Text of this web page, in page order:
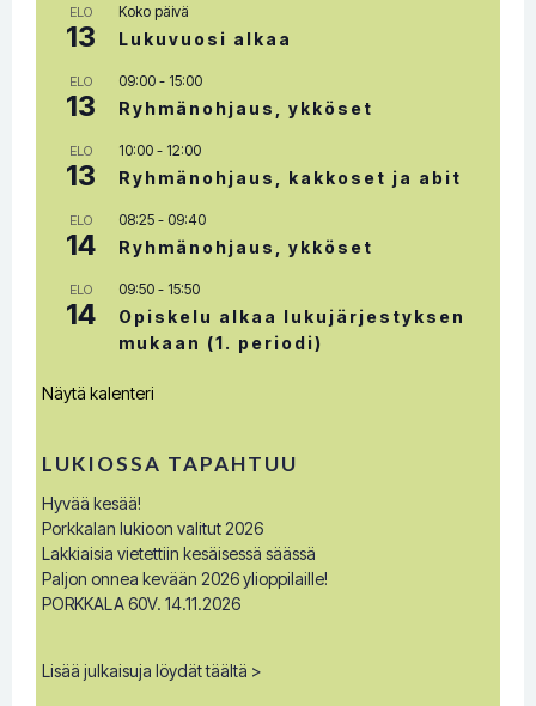
ELO
13
Koko päivä
Lukuvuosi alkaa
ELO
13
09:00 - 15:00
Ryhmänohjaus, ykköset
ELO
13
10:00 - 12:00
Ryhmänohjaus, kakkoset ja abit
ELO
14
08:25 - 09:40
Ryhmänohjaus, ykköset
ELO
14
09:50 - 15:50
Opiskelu alkaa lukujärjestyksen
mukaan (1. periodi)
Näytä kalenteri
LUKIOSSA TAPAHTUU
Hyvää kesää!
Porkkalan lukioon valitut 2026
Lakkiaisia vietettiin kesäisessä säässä
Paljon onnea kevään 2026 ylioppilaille!
PORKKALA 60V. 14.11.2026
Lisää julkaisuja löydät täältä >